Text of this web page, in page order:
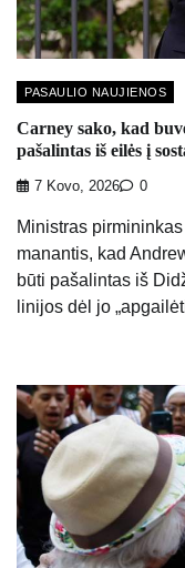
PASAULIO NAUJIENOS
Carney sako, kad
pašalintas iš eilės į
7 Kovo, 2026 0
Ministras
manantis, kad
būti pašalintas iš
linijos dėl jo